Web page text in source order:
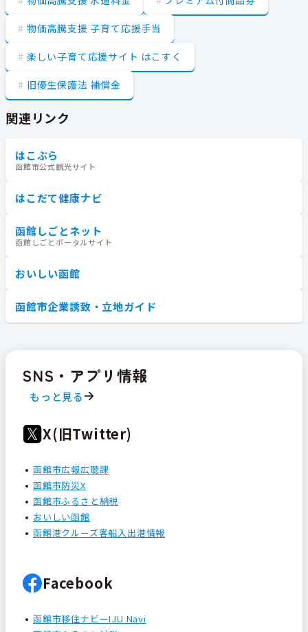
物価高騰支援 子育て応援手当
楽しい子育て応援サイト はこすく
旧優生保護法 補償金
関連リンク
はこぶら
函館市公式観光サイト
はこだて健康ナビ
函館しごとネット
函館しごとポータルサイト
おいしい函館
函館市企業誘致・立地ガイド
SNS・アプリ情報
もっと見る
X(旧Twitter)
函館市広報広聴課
函館市防災X
函館市ふるさと納税
おいしい函館
函館港クルーズ客船入出港情報
Facebook
函館市移住ナビーIJU Navi